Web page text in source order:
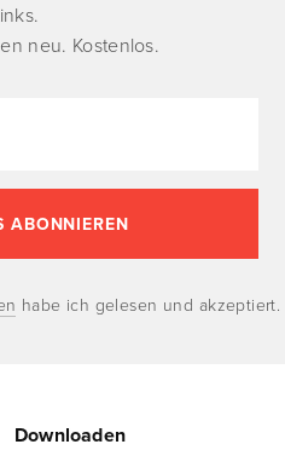
neu. Kostenlos.
habe ich gelesen und akzeptiert.
Downloaden